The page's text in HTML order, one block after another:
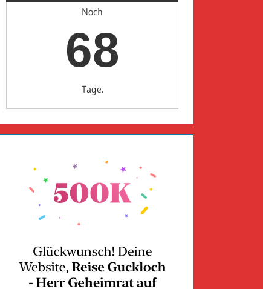
Noch
68
Tage.